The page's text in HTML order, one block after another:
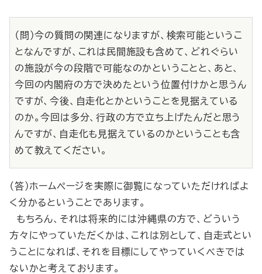
（問）今の質問の関連になりますが、検索可能というこ
となんですが、これは民間施設も含めて、どれぐらい
の施設が今の段階で可能なのかということと、あと、
今回の内閣府の方で決めたという位置付けかと思うん
ですが、今後、自走化とかということを見据えている
のか。今回は多分、行政の方で立ち上げたんだと思う
んですが、自走化も見据えているのかということも含
めて教えてください。
（答）ホームページを実際に御覧になっていただければよ
く分かるということであります。
もちろん、それは将来的には沖縄県の方で、どういう
方々にやっていただくかは、これは別として、自走式とい
うことになれば、それを目標にしてやっていくべきでは
ないかと考えております。